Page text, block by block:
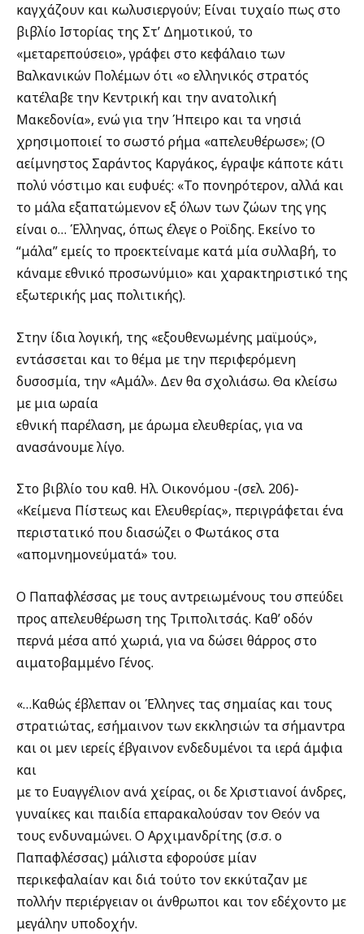
καγχάζουν και κωλυσιεργούν; Είναι τυχαίο πως στο
βιβλίο Ιστορίας της Στ’ Δημοτικού, το
«μεταρεπούσειο», γράφει στο κεφάλαιο των
Βαλκανικών Πολέμων ότι «ο ελληνικός στρατός
κατέλαβε την Κεντρική και την ανατολική
Μακεδονία», ενώ για την Ήπειρο και τα νησιά
χρησιμοποιεί το σωστό ρήμα «απελευθέρωσε»; (Ο
αείμνηστος Σαράντος Καργάκος, έγραψε κάποτε κάτι
πολύ νόστιμο και ευφυές: «Το πονηρότερον, αλλά και
το μάλα εξαπατώμενον εξ όλων των ζώων της γης
είναι ο… Έλληνας, όπως έλεγε ο Ροϊδης. Εκείνο το
“μάλα” εμείς το προεκτείναμε κατά μία συλλαβή, το
κάναμε εθνικό προσωνύμιο» και χαρακτηριστικό της
εξωτερικής μας πολιτικής).
Στην ίδια λογική, της «εξουθενωμένης μαϊμούς»,
εντάσσεται και το θέμα με την περιφερόμενη
δυσοσμία, την «Αμάλ». Δεν θα σχολιάσω. Θα κλείσω
με μια ωραία
εθνική παρέλαση, με άρωμα ελευθερίας, για να
ανασάνουμε λίγο.
Στο βιβλίο του καθ. Ηλ. Οικονόμου -(σελ. 206)-
«Κείμενα Πίστεως και Ελευθερίας», περιγράφεται ένα
περιστατικό που διασώζει ο Φωτάκος στα
«απομνημονεύματά» του.
Ο Παπαφλέσσας με τους αντρειωμένους του σπεύδει
προς απελευθέρωση της Τριπολιτσάς. Καθ’ οδόν
περνά μέσα από χωριά, για να δώσει θάρρος στο
αιματοβαμμένο Γένος.
«…Καθώς έβλεπαν οι Έλληνες τας σημαίας και τους
στρατιώτας, εσήμαινον των εκκλησιών τα σήμαντρα
και οι μεν ιερείς έβγαινον ενδεδυμένοι τα ιερά άμφια
και
με το Ευαγγέλιον ανά χείρας, οι δε Χριστιανοί άνδρες,
γυναίκες και παιδία επαρακαλούσαν τον Θεόν να
τους ενδυναμώνει. Ο Αρχιμανδρίτης (σ.σ. ο
Παπαφλέσσας) μάλιστα εφορούσε μίαν
περικεφαλαίαν και διά τούτο τον εκκύταζαν με
πολλήν περιέργειαν οι άνθρωποι και τον εδέχοντο με
μεγάλην υποδοχήν.